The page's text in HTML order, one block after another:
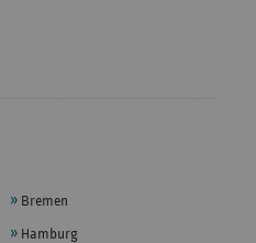
Bremen
Hamburg